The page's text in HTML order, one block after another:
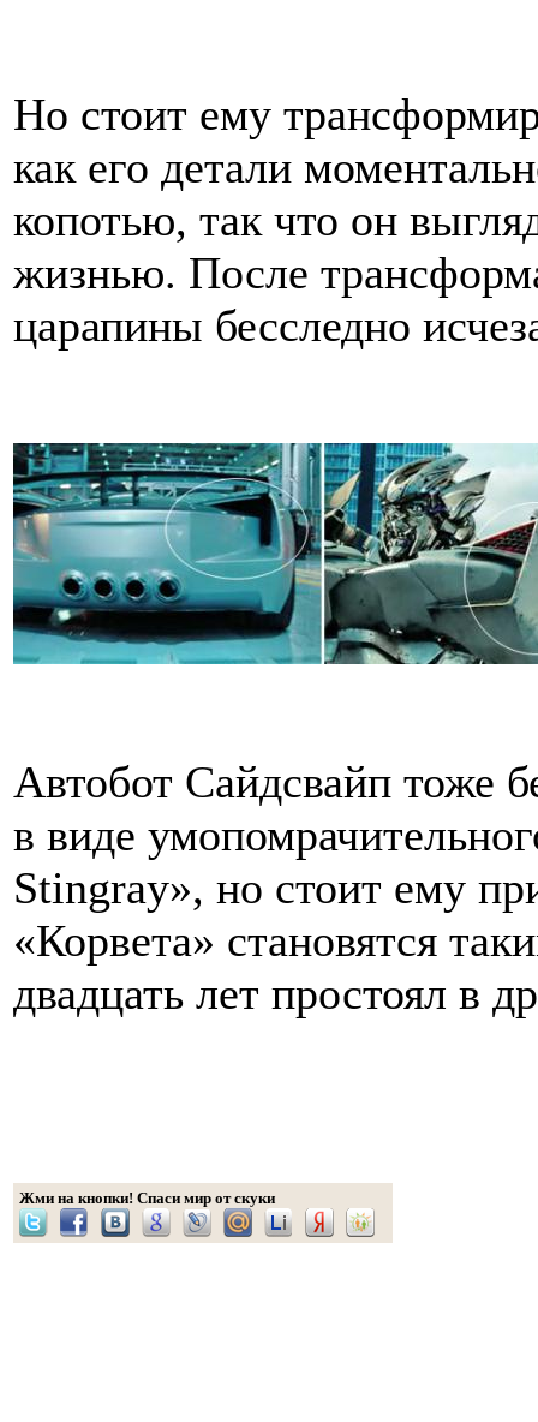
Но стоит ему
как его детали
копотью, так что он
жизнью. После
царапины бесследно
Автобот Сайдсвайп тоже
в виде
Stingray», но стоит ему
«Корвета» становятся
двадцать лет простоял в
Жми на кнопки! Спаси мир от скуки